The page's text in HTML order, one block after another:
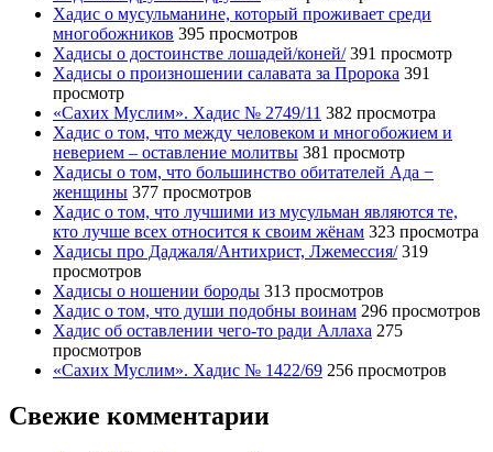
Хадис о мусульманине, который проживает среди
многобожников 395 просмотров
Хадисы о достоинстве лошадей/коней/ 391 просмотр
Хадисы о произношении салавата за Пророка 391
просмотр
«Сахих Муслим». Хадис № 2749/11 382 просмотра
Хадис о том, что между человеком и многобожием и
неверием – оставление молитвы 381 просмотр
Хадисы о том, что большинство обитателей Ада −
женщины 377 просмотров
Хадис о том, что лучшими из мусульман являются те,
кто лучше всех относится к своим жёнам 323 просмотра
Хадисы про Даджаля/Антихрист, Лжемессия/ 319
просмотров
Хадисы о ношении бороды 313 просмотров
Хадис о том, что души подобны воинам 296 просмотров
Хадис об оставлении чего-то ради Аллаха 275
просмотров
«Сахих Муслим». Хадис № 1422/69 256 просмотров
Свежие комментарии